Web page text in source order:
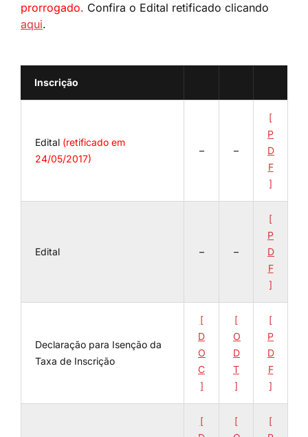
prorrogado. Confira o Edital retificado clicando
aqui.
Inscrição
Edital (retificado em
24/05/2017)
– –
[
P
D
F
]
Edital – –
[
P
D
F
]
Declaração para Isenção da
Taxa de Inscrição
[
D
O
C
]
[
O
D
T
]
[
P
D
F
]
[
[
[